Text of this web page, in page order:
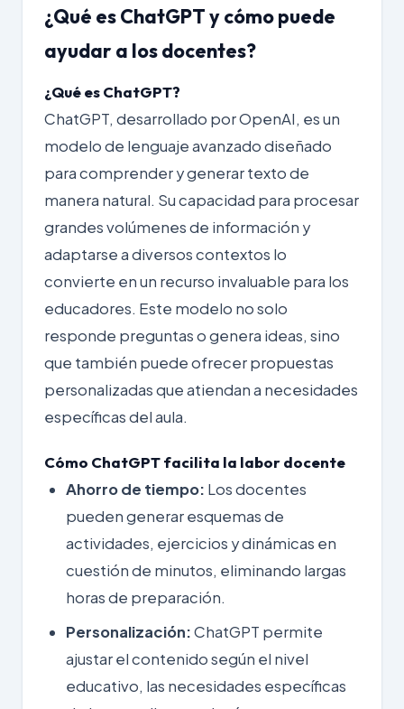
¿Qué es ChatGPT y cómo puede
ayudar a los docentes?
¿Qué es ChatGPT?
ChatGPT, desarrollado porOpenAI, es un
modelo de lenguaje avanzado diseñado
para comprender y generar texto de
manera natural. Su capacidad para procesar
grandes volúmenes de información y
adaptarse a diversos contextos lo
convierte en un recurso invaluable para los
educadores. Este modelo no solo
responde preguntas o genera ideas, sino
que también puede ofrecer propuestas
personalizadas que atiendan a necesidades
específicas del aula.
Cómo ChatGPT facilita la labor docente
Ahorro de tiempo: Los docentes
pueden generar esquemas de
actividades, ejercicios y dinámicas en
cuestión de minutos, eliminando largas
horas de preparación.
Personalización:ChatGPT permite
ajustar el contenido según el nivel
educativo, las necesidades específicas